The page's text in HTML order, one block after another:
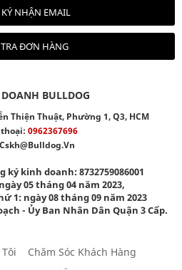
NHẬN EMAIL
ĐƠN HÀNG
BULLDOG
Thiện Thuật, Phường 1, Q3, HCM
0962367696
Cskh@bulldog.vn
kinh doanh: 8732759086001
05 tháng 04 năm 2023,
1: ngày 08 tháng 09 năm 2023
- Ủy Ban Nhân Dân Quận 3 Cấp.
Chăm Sóc Khách Hàng